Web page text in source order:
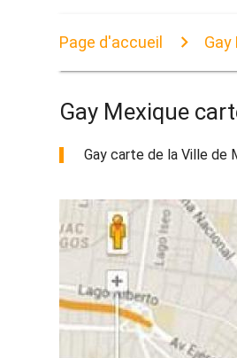
Page d'accueil
Gay Mexique
Gay carte de la Ville de